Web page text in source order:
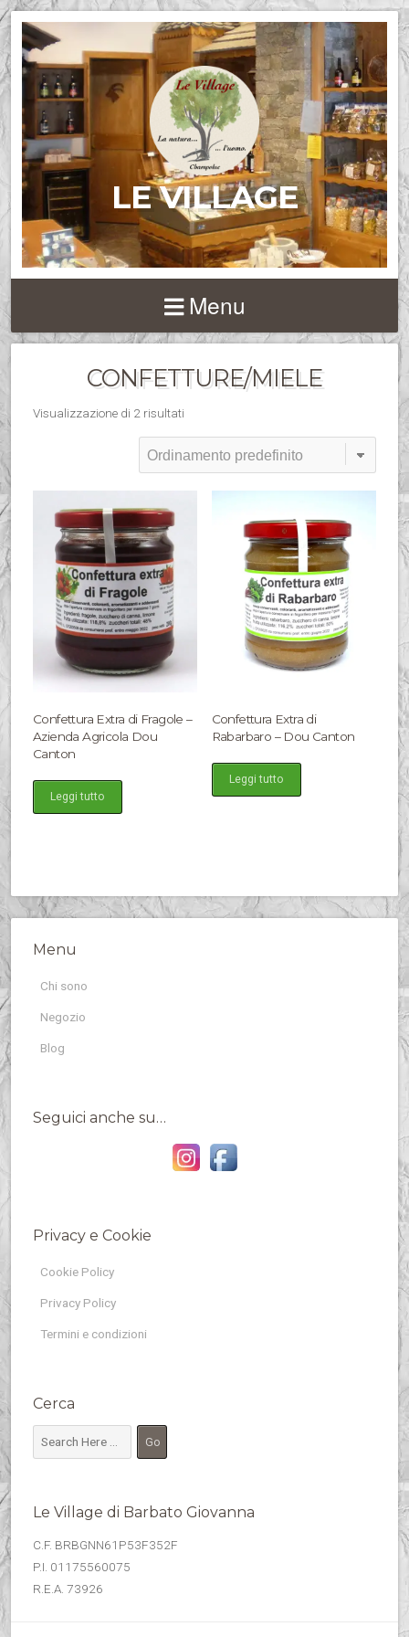
LE VILLAGE
Menu
CONFETTURE/MIELE
Visualizzazione di 2 risultati
Confettura Extra di Fragole –
Azienda Agricola Dou
Canton
Leggi tutto
Confettura Extra di
Rabarbaro – Dou Canton
Leggi tutto
Menu
Chi sono
Negozio
Blog
Seguici anche su…
Privacy e Cookie
Cookie Policy
Privacy Policy
Termini e condizioni
Cerca
Le Village di Barbato Giovanna
C.F. BRBGNN61P53F352F
P.I. 01175560075
R.E.A. 73926